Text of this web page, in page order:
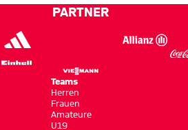
PARTNER
Teams
Herren
Frauen
Amateure
U19